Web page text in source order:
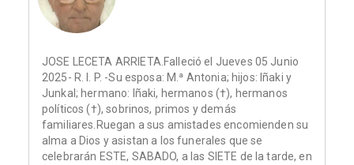
JOSE LECETA ARRIETA.Falleció el Jueves 05 Junio
2025- R. I. P. -Su esposa: M.ª Antonia; hijos: Iñaki y
Junkal; hermano: Iñaki, hermanos (†), hermanos
políticos (†), sobrinos, primos y demás
familiares.Ruegan a sus amistades encomienden su
alma a Dios y asistan a los funerales que se
celebrarán ESTE, SABADO, a las SIETE de la tarde, en